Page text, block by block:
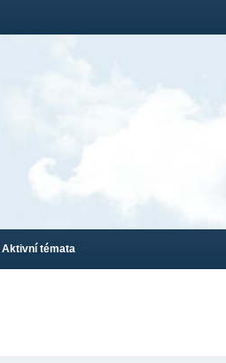
Aktivní témata